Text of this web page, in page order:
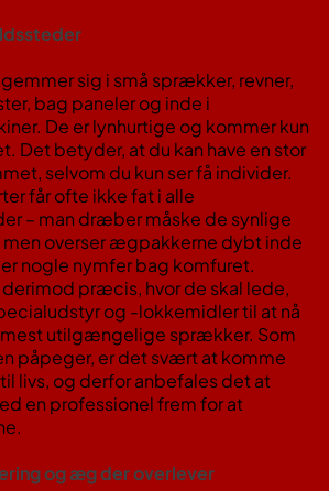
sig i små sprækker, revner,
bag paneler og inde i
De er lynhurtige og kommer kun
Det betyder, at du kan have en stor
selvom du kun ser få individer.
får ofte ikke fat i alle
– man dræber måske de synlige
men overser ægpakkerne dybt inde
nogle nymfer bag komfuret.
præcis, hvor de skal lede,
og -lokkemidler til at nå
mest utilgængelige sprækker. Som
påpeger, er det svært at komme
livs, og derfor anbefales det at
en professionel frem for at
og æg der overlever